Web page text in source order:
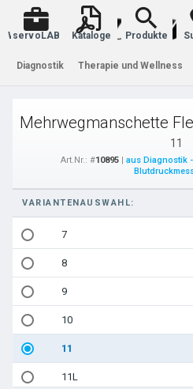
Warenkorb
servoLAB Kataloge Produkte
Diagnostik Therapie und Wellness
Mehrwegmanschette
11
Art.Nr.: #10895 | aus Diagnostik
VARIANTENAUSWAHL:
7
8
9
10
11
11L